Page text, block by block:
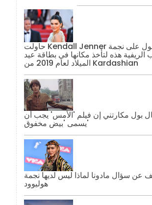
حاولت Kendall Jenner الحصول على نجمة
​​الريفية هذه لتأخذ مكانها في بطاقة عيد
الميلاد لعام 2019 من Kardashian
بول مكارتني إن فيلم 'الأمس' يجب أن
يسمى 'بيض مخفوق'
عن سؤال مادونا لماذا ليس لديها نجمة
هوليوود